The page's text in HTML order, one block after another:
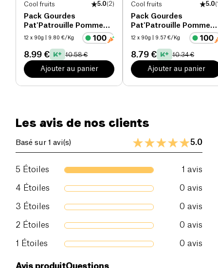
Cool fruits 5.0(2)
Pack Gourdes
Pat'Patrouille Pomme
Fraise Myrtille bio
12 x 90g | 9.80 €/Kg
8.99 € 10.58 €
Ajouter au panier
Cool fruits 5.0(
Pack Gourdes
Pat'Patrouille Pomme
Pêche Abricot bio
12 x 90g | 9.57 €/Kg
8.79 € 10.34 €
Ajouter au panier
Les avis de nos clients
Basé sur 1 avi(s) 5.0
5 Étoiles 1 avis
4 Étoiles 0 avis
3 Étoiles 0 avis
2 Étoiles 0 avis
1 Étoiles 0 avis